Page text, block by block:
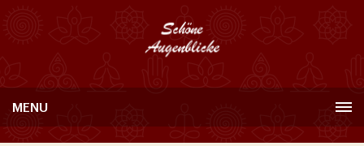
MENU